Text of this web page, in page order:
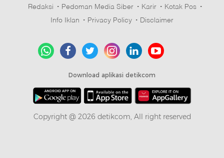
Redaksi Pedoman Media Siber Karir
Kotak Pos
Info Iklan
Privacy Policy Disclaimer
Download aplikasi detikcom
Copyright @ 2026 detikcom, All right reserved